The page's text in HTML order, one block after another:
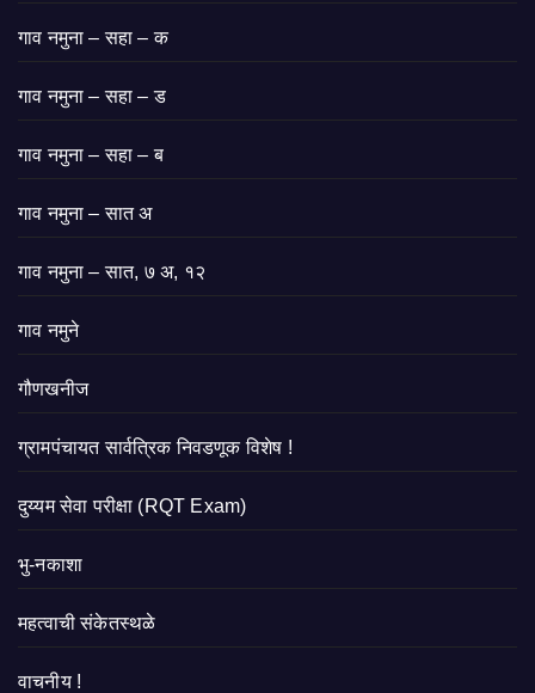
गाव नमुना – सहा – क
गाव नमुना – सहा – ड
गाव नमुना – सहा – ब
गाव नमुना – सात अ
गाव नमुना – सात, ७ अ, १२
गाव नमुने
गौणखनीज
ग्रामपंचायत सार्वत्रिक निवडणूक विशेष !
दुय्यम सेवा परीक्षा (RQT Exam)
भु-नकाशा
महत्वाची संकेतस्थळे
वाचनीय !